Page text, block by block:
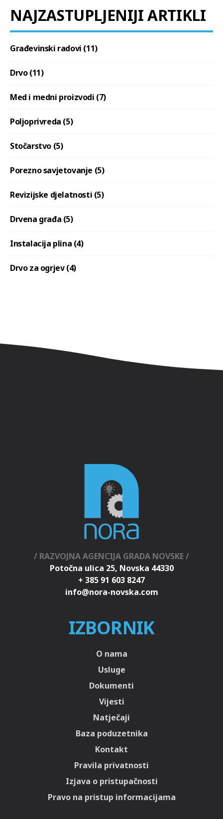
NAJZASTUPLJENIJI ARTIKLI
Građevinski radovi (11)
Drvo (11)
Med i medni proizvodi (7)
Poljoprivreda (5)
Stočarstvo (5)
Porezno savjetovanje (5)
Revizijske djelatnosti (5)
Drvena građa (5)
Instalacija plina (4)
Drvo za ogrjev (4)
/ RAZVOJNA AGENCIJA GRADA NOVSKE /
Potočna ulica 25, Novska 44330
+ 385 91 603 8247
IZBORNIK
O nama
Usluge
Dokumenti
Vijesti
Natječaji
Baza poduzetnika
Kontakt
Pravila privatnosti
Izjava o pristupačnosti
Pravo na pristup informacijama